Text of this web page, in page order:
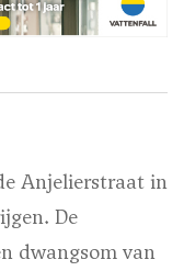
Anjelierstraat in
De
dwangsom van